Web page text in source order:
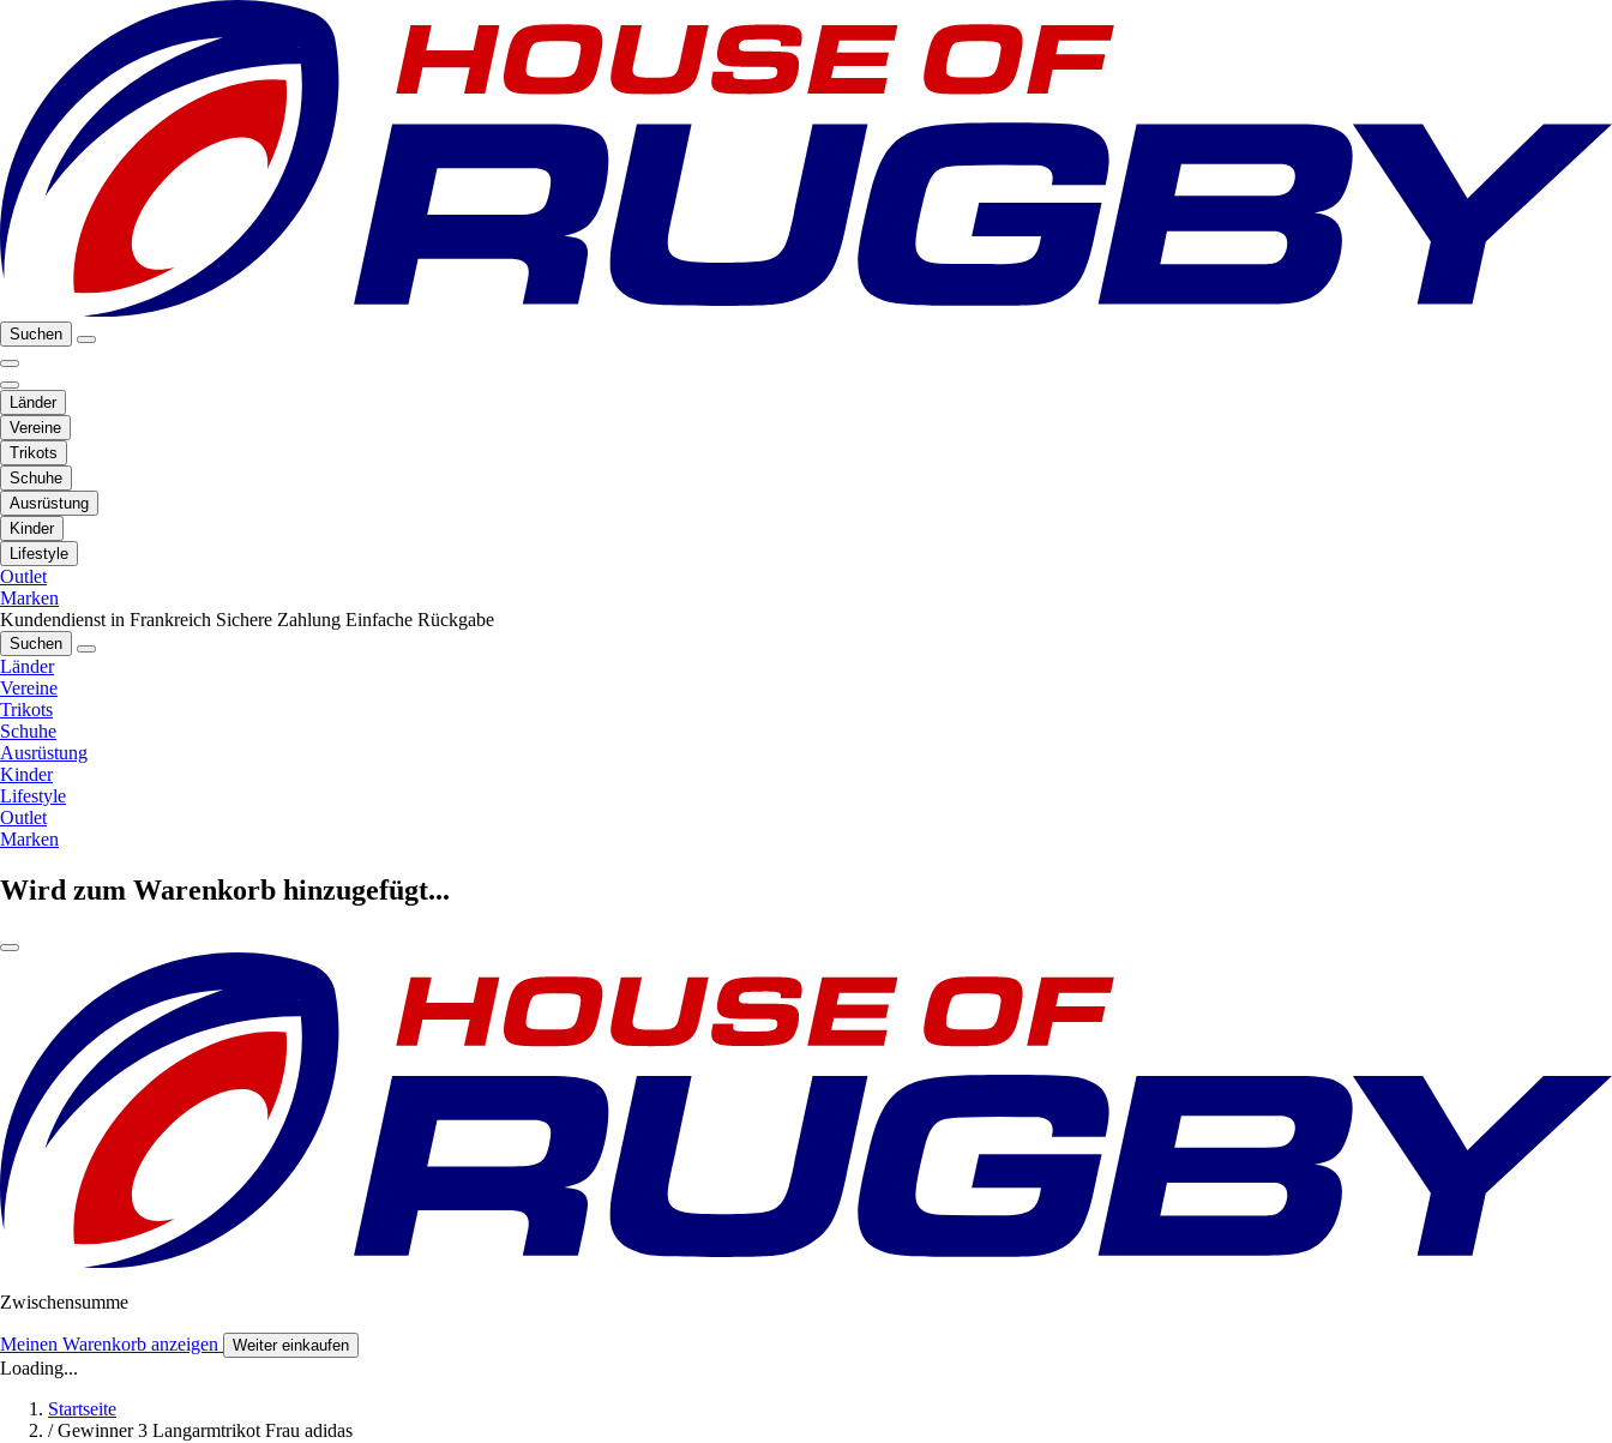
Suchen
Länder
Vereine
Trikots
Schuhe
Ausrüstung
Kinder
Lifestyle
Outlet
Marken
Kundendienst in Frankreich Sichere Zahlung Einfache Rückgabe
Suchen
Länder
Vereine
Trikots
Schuhe
Ausrüstung
Kinder
Lifestyle
Outlet
Marken
Wird zum Warenkorb hinzugefügt...
Zwischensumme
Meinen Warenkorb anzeigen Weiter einkaufen
Loading...
Startseite
/ Gewinner 3 Langarmtrikot Frau adidas